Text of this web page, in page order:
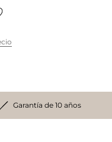
Garantía de 10 años